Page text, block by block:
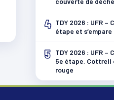
4 TDY 2026 : UFR –
étape et
5
TDY 2026 : UFR
5e étape, Cottrell
rouge